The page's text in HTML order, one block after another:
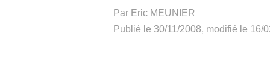
Par Eric MEUNIER
Publié le 30/11/2008, modifié le 16/